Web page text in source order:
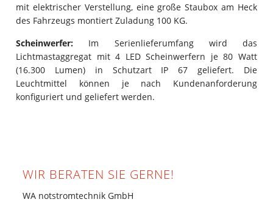
mit elektrischer Verstellung, eine große Staubox am Heck
des Fahrzeugs montiert Zuladung 100 KG.
Scheinwerfer: Im Serienlieferumfang wird das
Lichtmastaggregat mit 4 LED Scheinwerfern je 80 Watt
(16.300 Lumen) in Schutzart IP 67 geliefert. Die
Leuchtmittel können je nach Kundenanforderung
konfiguriert und geliefert werden.
WIR BERATEN SIE GERNE!
WA notstromtechnik GmbH